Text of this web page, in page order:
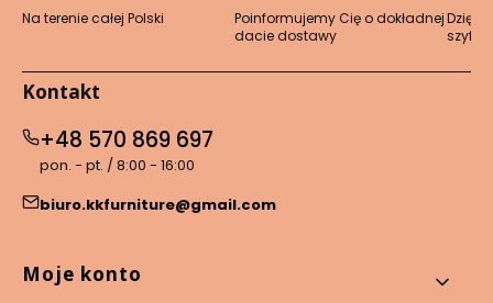
Na terenie całej Polski
Poinformujemy Cię o dokładnej
dacie dostawy
Dzięki
Kontakt
+48 570 869 697
pon. - pt. / 8:00 - 16:00
biuro.kkfurniture@gmail.com
Linki w stopce
Moje konto